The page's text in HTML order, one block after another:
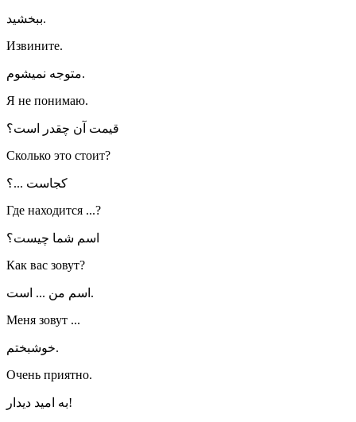
ببخشید.
Извините.
متوجه نمیشوم.
Я не понимаю.
قیمت آن چقدر است؟
Сколько это стоит?
کجاست ...؟
Где находится ...?
اسم شما چیست؟
Как вас зовут?
اسم من ... است.
Меня зовут ...
خوشبختم.
Очень приятно.
به امید دیدار!